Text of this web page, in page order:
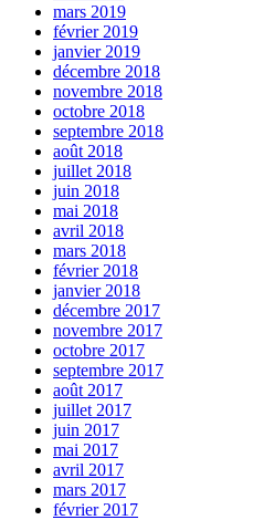
mars 2019
février 2019
janvier 2019
décembre 2018
novembre 2018
octobre 2018
septembre 2018
août 2018
juillet 2018
juin 2018
mai 2018
avril 2018
mars 2018
février 2018
janvier 2018
décembre 2017
novembre 2017
octobre 2017
septembre 2017
août 2017
juillet 2017
juin 2017
mai 2017
avril 2017
mars 2017
février 2017